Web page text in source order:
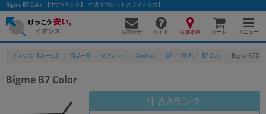
Bigme B7 Color 【中古Aランク】|中古タブレットの【イオシス】
お問合せ ガイド 店舗案内 カート メニュー
イオシス 【ホーム】 商品一覧 タブレット Android b7 Wi-Fi B7 Color Bigme B7
Bigme B7 Color
中古Aランク
かんたんパソコン検索に切り替える